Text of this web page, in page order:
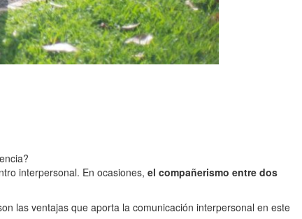
interpersonal. En ocasiones, el compañerismo entre dos
las ventajas que aporta la comunicación interpersonal en este